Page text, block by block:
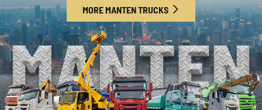
MORE MANTEN TRUCKS 